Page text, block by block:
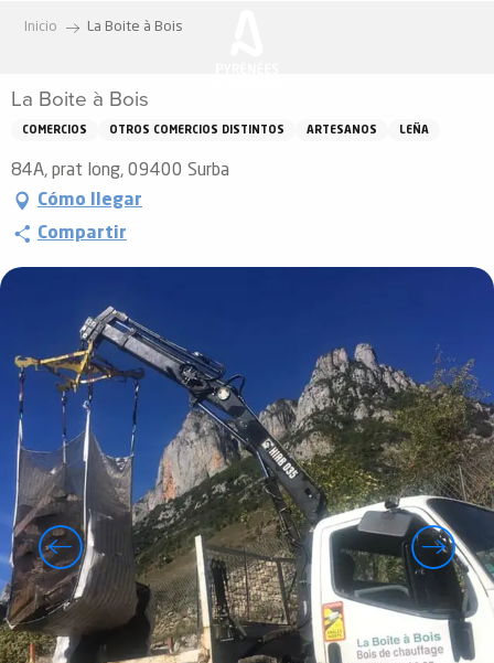
principal
Inicio La Boite à Bois
La Boite à Bois
COMERCIOS OTROS COMERCIOS DISTINTOS ARTESANOS LEÑA
84A, prat long, 09400 Surba
Cómo llegar
Compartir